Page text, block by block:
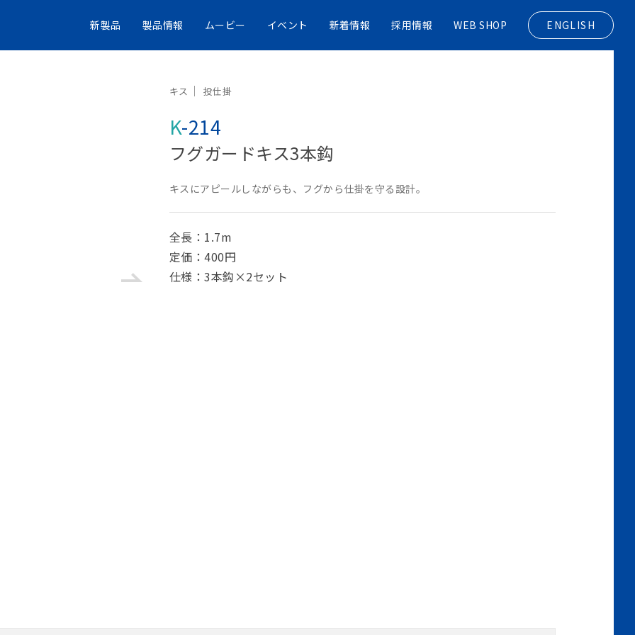
新製品 製品情報 ムービー イベント 新着情報 採用情報 WEB SHOP ENGLISH
キス 投仕掛
K-214
フグガードキス3本鈎
キスにアピールしながらも、フグから仕掛を守る設計。
全長：1.7m
定価：400円
仕様：3本鈎×2セット